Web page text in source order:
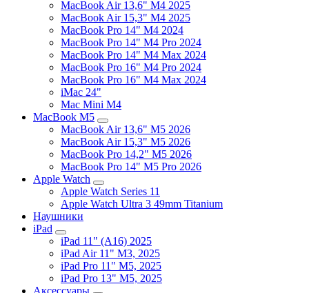
MacBook Air 13,6" M4 2025
MacBook Air 15,3" M4 2025
MacBook Pro 14" M4 2024
MacBook Pro 14" M4 Pro 2024
MacBook Pro 14" M4 Max 2024
MacBook Pro 16" M4 Pro 2024
MacBook Pro 16" M4 Max 2024
iMac 24"
Mac Mini M4
MacBook M5
MacBook Air 13,6" M5 2026
MacBook Air 15,3" M5 2026
MacBook Pro 14,2" M5 2026
MacBook Pro 14" M5 Pro 2026
Apple Watch
Apple Watch Series 11
Apple Watch Ultra 3 49mm Titanium
Наушники
iPad
iPad 11" (A16) 2025
iPad Air 11" M3, 2025
iPad Pro 11" M5, 2025
iPad Pro 13" M5, 2025
Аксессуары